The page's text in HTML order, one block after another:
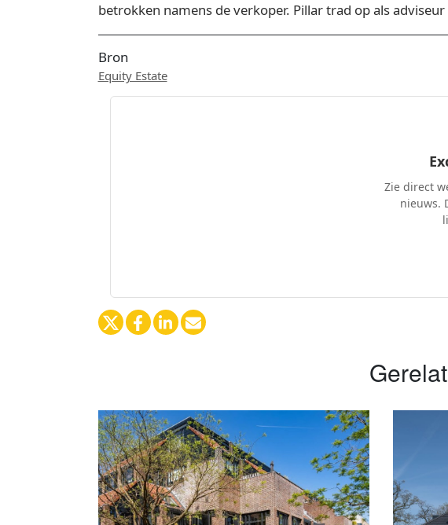
betrokken namens de verkoper. Pillar trad op als adviseur
Bron
Equity Estate
Zie direct
nieuws.